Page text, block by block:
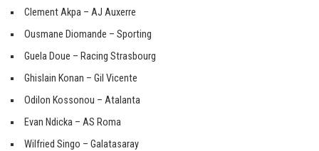
Clement Akpa – AJ Auxerre
Ousmane Diomande – Sporting
Guela Doue – Racing Strasbourg
Ghislain Konan – Gil Vicente
Odilon Kossonou – Atalanta
Evan Ndicka – AS Roma
Wilfried Singo – Galatasaray